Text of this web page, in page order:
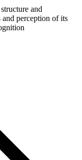
and
and perception of its